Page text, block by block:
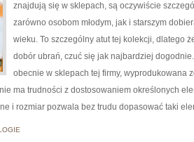
znajdują się w sklepach, są oczywiście
zarówno osobom młodym, jak i starszym
wieku. To szczególny atut tej kolekcji, dlatego
dobór ubrań, czuć się jak najbardziej
obecnie w sklepach tej firmy, wyprodukowana
ma trudności z dostosowaniem określonych
i rozmiar pozwala bez trudu dopasować taki